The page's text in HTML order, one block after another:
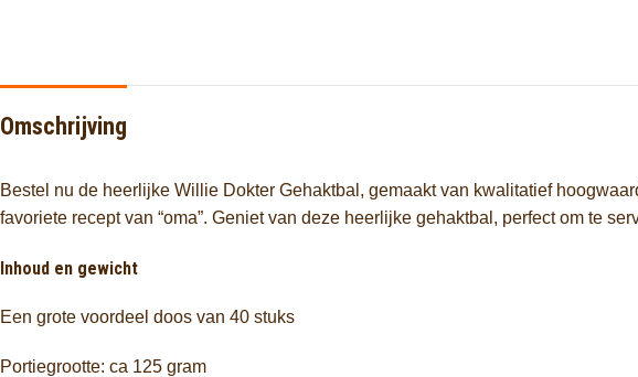
Omschrijving
Bestel nu de heerlijke Willie Dokter Gehaktbal, gemaakt van kwalitatief
favoriete recept van “oma”. Geniet van deze heerlijke gehaktbal, perfect om te
Inhoud en gewicht
Een grote voordeel doos van 40 stuks
Portiegrootte: ca 125 gram